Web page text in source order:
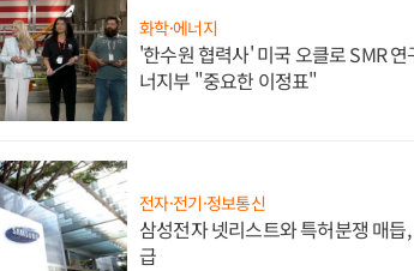
화학·에너지
'한수원 협력사' 미국 오클로 SMR
너지부 "중요한 이정표"
전자·전기·정보통신
삼성전자 넷리스트와 특허분쟁 매
급